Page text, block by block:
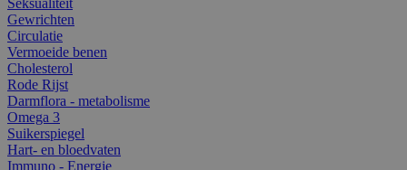
Gewrichten
Circulatie
Vermoeide benen
Cholesterol
Rode Rijst
Darmflora - metabolisme
Omega 3
Suikerspiegel
Hart- en bloedvaten
Immuno - Energie